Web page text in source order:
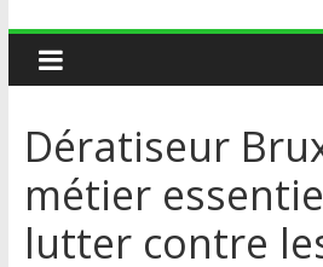
Dératiseur
métier
lutter contre